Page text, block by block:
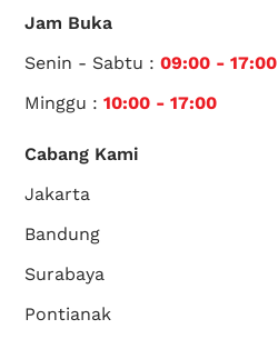
Jam Buka
Senin - Sabtu :09:00 - 17:00
Minggu :10:00 - 17:00
Cabang Kami
Jakarta
Bandung
Surabaya
Pontianak